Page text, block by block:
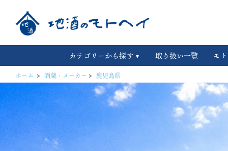
カテゴリーから探す 取り扱い一覧 モ
ホーム > 酒蔵・メーカー > 鹿児島県